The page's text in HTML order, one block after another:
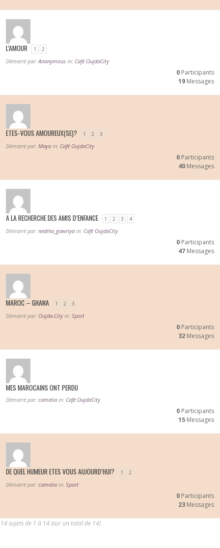
L’AMOUR 1 2
Démarré par:Anonymous in: Café OujdaCity
0 Participants
19 Messages
ETES-VOUS AMOUREUX(SE)? 1 2 3
Démarré par: Maya in: Café OujdaCity
0 Participants
40 Messages
A LA RECHERCHE DES AMIS D’ENFANCE 1 2 3 4
Démarré par: nediha_gawriya in: Café OujdaCity
0 Participants
47 Messages
MAROC – GHANA 1 2 3
Démarré par: Oujda-City in: Sport
0 Participants
32 Messages
MES MAROCAINS ONT PERDU
Démarré par: camelia in: Café OujdaCity
0 Participants
15 Messages
DE QUEL HUMEUR ETES VOUS AUJOURD’HUI? 1 2
Démarré par: camelia in: Sport
0 Participants
23 Messages
14 sujets de 1 à 14 (sur un total de 14)